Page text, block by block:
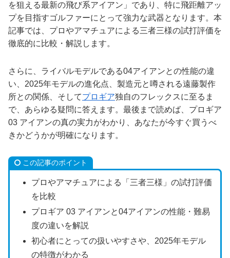
を狙える最新の飛び系アイアン」であり、特に飛距離アッ
プを目指すゴルファーにとって強力な武器となります。本
記事では、プロやアマチュアによる三者三様の試打評価を
徹底的に比較・解説します。
さらに、ライバルモデルである04アイアンとの性能の違
い、2025年モデルの進化点、製造元と噂される遠藤製作
所との関係、そしてプロギア独自のフレックスに至るま
で、あらゆる疑問に答えます。最後まで読めば、プロギア
03 アイアンの真の実力がわかり、あなたが今すぐ買うべ
きかどうかが明確になります。
この記事のポイント
プロやアマチュアによる「三者三様」の試打評価
を比較
プロギア 03 アイアンと04アイアンの性能・難易
度の違いを解説
初心者にとっての扱いやすさや、2025年モデル
の特徴がわかる